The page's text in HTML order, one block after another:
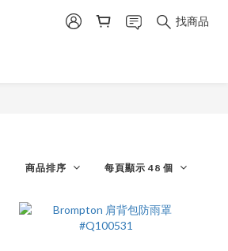
找商品
商品排序 每頁顯示 48 個